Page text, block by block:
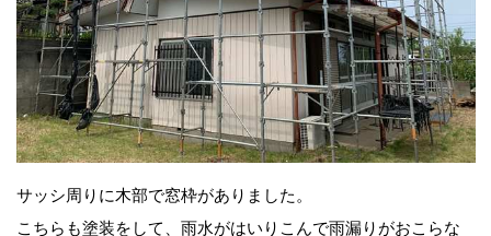
サッシ周りに木部で窓枠がありました。
こちらも塗装をして、雨水がはいりこんで雨漏りがおこらな